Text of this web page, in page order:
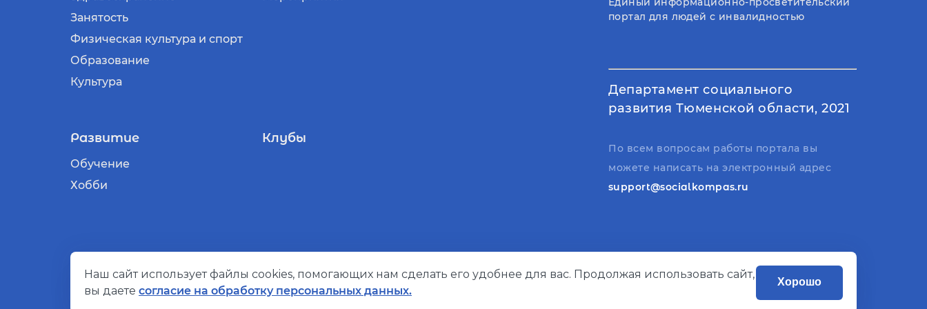
Занятость
Физическая культура и спорт
Образование
Культура
Развитие
Обучение
Хобби
Клубы
портал для людей с инвалидностью
Департамент социального
развития Тюменской области, 2021
По всем вопросам работы портала вы
можете написать на электронный адрес
support@socialkompas.ru
© Социальный компас, 2026 Политика конфиденциальности Разработано
Наш сайт использует файлы cookies, помогающих нам сделать его удобнее для вас. Продолжая использовать сайт,
вы даете согласие на обработку персональных данных.
Хорошо